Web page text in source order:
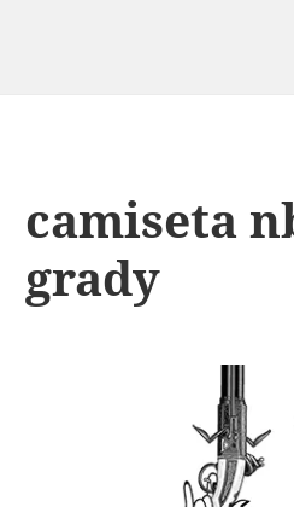
camiseta
grady